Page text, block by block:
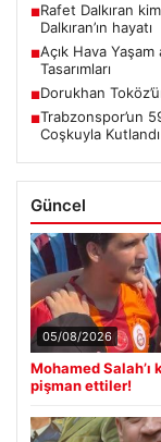
■Rafet Dalkıran
Dalkıran’ın hayatı
■Açık Hava
Tasarımları
■Dorukhan
■Trabzonspor’un
Coşkuyla Kutlandı
Güncel
05/08/2026
Mohamed
pişman ettiler!